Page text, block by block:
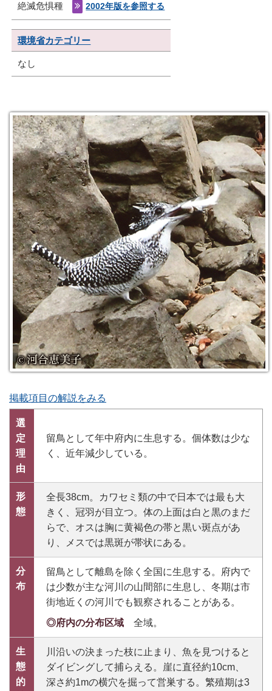
絶滅危惧種 2002年版を参照する
環境省カテゴリー
なし
掲載項目の解説をみる
選
定
理
由
留鳥として年中府内に生息する。個体数は少な
く、近年減少している。
形
態
全長38cm。カワセミ類の中で日本では最も大
きく、冠羽が目立つ。体の上面は白と黒のまだ
らで、オスは胸に黄褐色の帯と黒い斑点があ
り、メスでは黒斑が帯状にある。
分
布
留鳥として離島を除く全国に生息する。府内で
は少数が主な河川の山間部に生息し、冬期は市
街地近くの河川でも観察されることがある。
◎府内の分布区域 全域。
生
態
的
川沿いの決まった枝に止まり、魚を見つけると
ダイビングして捕らえる。崖に直径約10cm、
深さ約1mの横穴を掘って営巣する。繁殖期は3